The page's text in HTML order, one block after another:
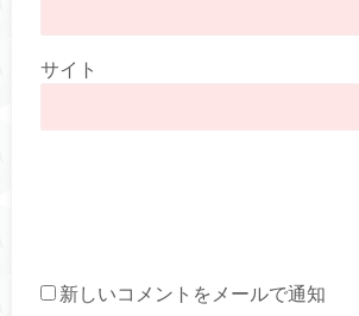
サイト
新しいコメントをメールで通知